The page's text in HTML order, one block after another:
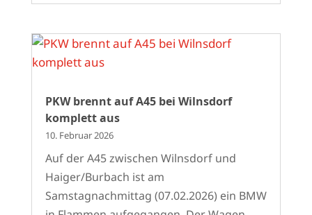
PKW brennt auf A45 bei Wilnsdorf
komplett aus
10. Februar 2026
Auf der A45 zwischen Wilnsdorf und
Haiger/Burbach ist am
Samstagnachmittag (07.02.2026) ein BMW